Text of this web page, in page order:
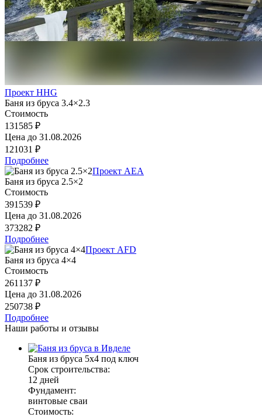
Проект HHG
Баня из бруса 3.4×2.3
Стоимость
131585 ₽
Цена до 31.08.2026
121031 ₽
Подробнее
Проект AEA
Баня из бруса 2.5×2
Стоимость
391539 ₽
Цена до 31.08.2026
373282 ₽
Подробнее
Проект AFD
Баня из бруса 4×4
Стоимость
261137 ₽
Цена до 31.08.2026
250738 ₽
Подробнее
Наши работы и отзывы
Баня из бруса 5х4 под ключ
Срок строительства:
12 дней
Фундамент:
винтовые сваи
Стоимость: